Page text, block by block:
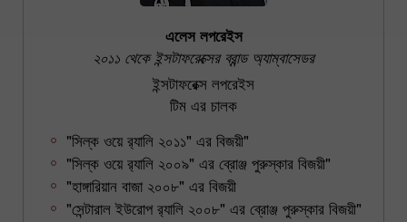
এলেস লপরেইস
২০১১ থেকে ইন্সটাফরেক্সের ব্রান্ড অ্যাম্বাসেডর
ইন্সটাফরেক্স লপরেইস
টিম এর চালক
"সিল্ক ওয়ে র‍্যালি ২০১১" এর বিজয়ী"
"সিল্ক ওয়ে র‍্যালি ২০০৯" এর ব্রোঞ্জ পুরুস্কার বিজয়ী"
"হাঙ্গারিয়ান বাজা ২০০৮" এর বিজয়ী
"সেন্টারাল ইউরোপ র‍্যালি ২০০৮" এর ব্রোঞ্জ পুরুস্কার বিজয়ী"